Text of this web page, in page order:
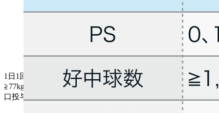
1日1回200mgを経口投与｡ *ただし､ 初回投与前の体重が
≧77kgかつ血小板数が≧1.5万/μLの成人には1日1回300mgを経
口投与